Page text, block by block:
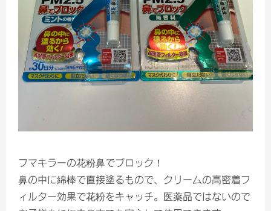
フマキラーの花粉鼻でブロック！
鼻の中に綿棒で直接塗るもので、クリームの高密着フ
ィルター効果で花粉をキャッチ。医薬品ではないので